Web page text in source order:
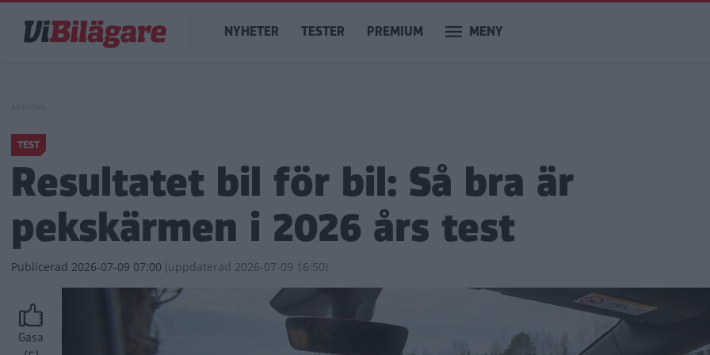
huvudinnehåll
Main
navigation
NYHETER TESTER PREMIUM MENY
TEST
Resultatet bil för bil: Så bra är
pekskärmen i 2026 års test
Publicerad 2026-07-09 07:00 (uppdaterad 2026-07-09 16:50)
Gasa